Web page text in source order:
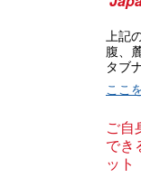
上記
腹、
タブ
ここ
ご自
でき
ット